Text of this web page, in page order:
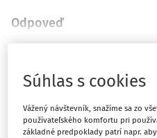
Odpoveď
Súhlas s cookies
Vážený návštevník, snažíme sa zo
používateľského komfortu pri
základné predpoklady patrí napr.